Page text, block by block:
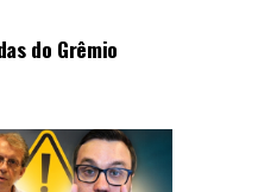
do Grêmio